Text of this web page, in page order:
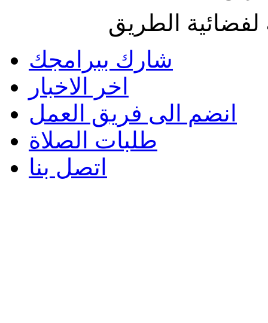
الطريق
شارك ببرامجك
اخر الاخبار
انضم الى فريق العمل
طلبات الصلاة
اتصل بنا